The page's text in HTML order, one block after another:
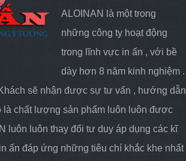
ALOINAN là một trong
những công ty hoạt động
trong lĩnh vực in ấn , với bề
dày hơn 8 năm kinh nghiệm .
sẽ nhận được sự tư vấn , hướng dẫn
là chất lượng sản phẩm luôn luôn được
luôn luôn thay đổi tư duy áp dụng các kĩ
ấn đáp ứng những tiêu chí khắc khe nhất